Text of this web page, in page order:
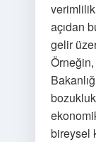
açıdan
gelir
bireysel